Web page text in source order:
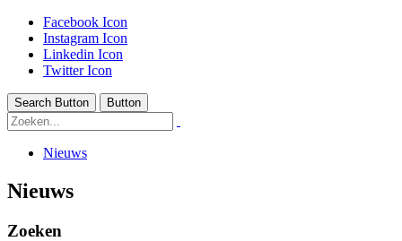
Facebook Icon
Instagram Icon
Linkedin Icon
Twitter Icon
Search Button Button
Nieuws
Nieuws
Zoeken